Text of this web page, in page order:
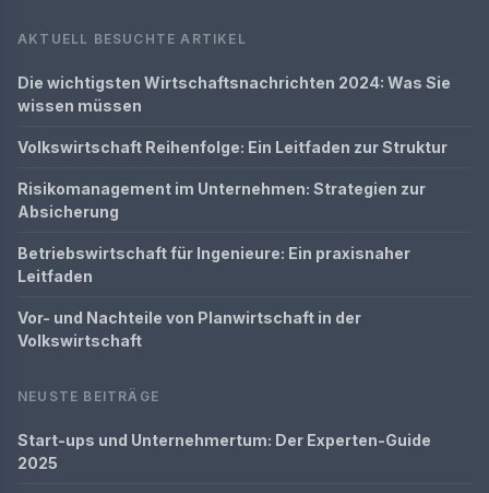
AKTUELL BESUCHTE ARTIKEL
Die wichtigsten Wirtschaftsnachrichten 2024: Was Sie
wissen müssen
Volkswirtschaft Reihenfolge: Ein Leitfaden zur Struktur
Risikomanagement im Unternehmen: Strategien zur
Absicherung
Betriebswirtschaft für Ingenieure: Ein praxisnaher
Leitfaden
Vor- und Nachteile von Planwirtschaft in der
Volkswirtschaft
NEUSTE BEITRÄGE
Start-ups und Unternehmertum: Der Experten-Guide
2025